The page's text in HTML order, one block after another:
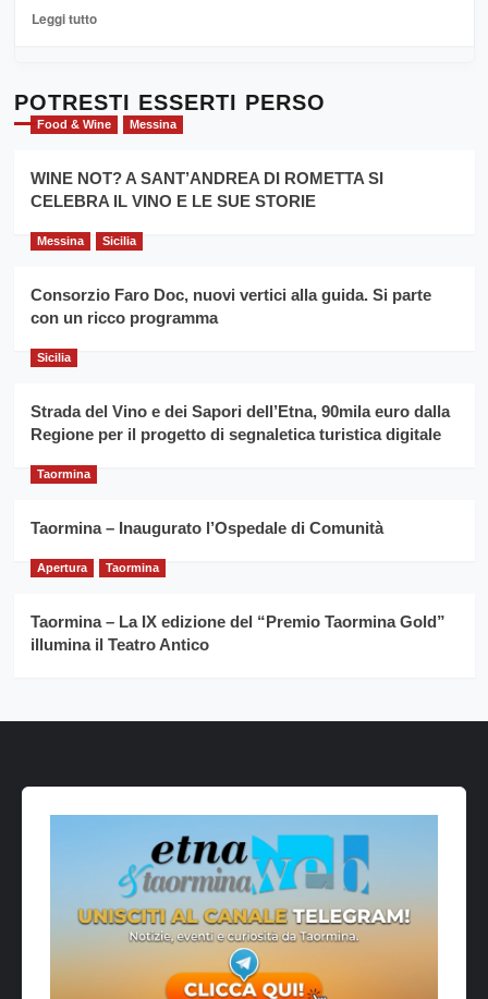
Sicilia
l’
evento
per
la
filiera
grano
Leggi tuttoLeggi
Cronoscalata
Giarre
Montesalice
per
il
anno
Franco
Caruso
POTRESTI ESSERTI PERSO
Food & Wine Messina
WINE NOT? A SANT’ANDREA DI ROMETTA SI
CELEBRA IL VINO E LE SUE STORIE
Messina Sicilia
Consorzio Faro Doc, nuovi vertici alla guida. Si parte
con un ricco programma
Sicilia
Strada del Vino e dei Sapori dell’Etna, 90mila euro dalla
Regione per il progetto di segnaletica turistica digitale
Taormina
Taormina – Inaugurato l’Ospedale di Comunità
Apertura Taormina
Taormina – La IX edizione del “Premio Taormina Gold”
illumina il Teatro Antico